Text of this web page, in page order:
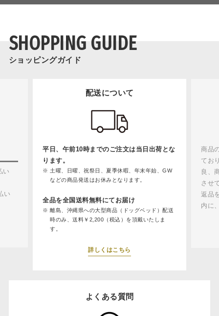
SHOPPING GUIDE
ショッピングガイド
い
い
配送について
平日、午前10時までのご注文は当日出荷とな
ります。
土曜、日曜、祝祭日、夏季休暇、年末年始、GW
などの商品発送はお休みとなります。
全品を全国送料無料にてお届け
離島、沖縄県への大型商品（ドッグベッド）配送
時のみ、送料￥2,200（税込）を頂戴いたしま
す。
詳しくはこちら
商品
てお
良、
させ
返品
内に
よくある質問